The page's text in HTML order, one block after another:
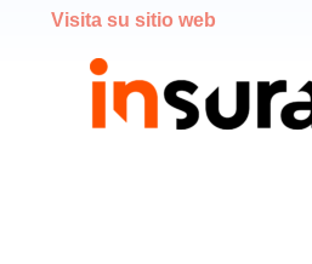
Visita su sitio web